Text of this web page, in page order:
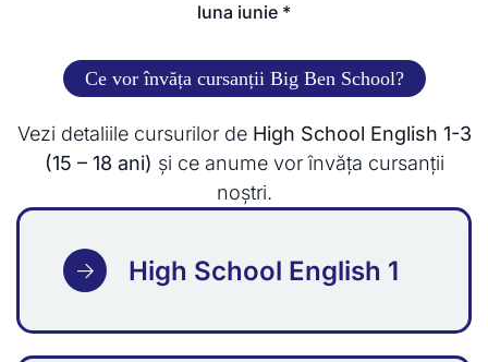
luna iunie *
Ce vor învăța cursanții Big Ben School?
Vezi detaliile cursurilor de High School English 1-3
(15 – 18 ani) și ce anume vor învăța cursanții
noștri.
High School English 1